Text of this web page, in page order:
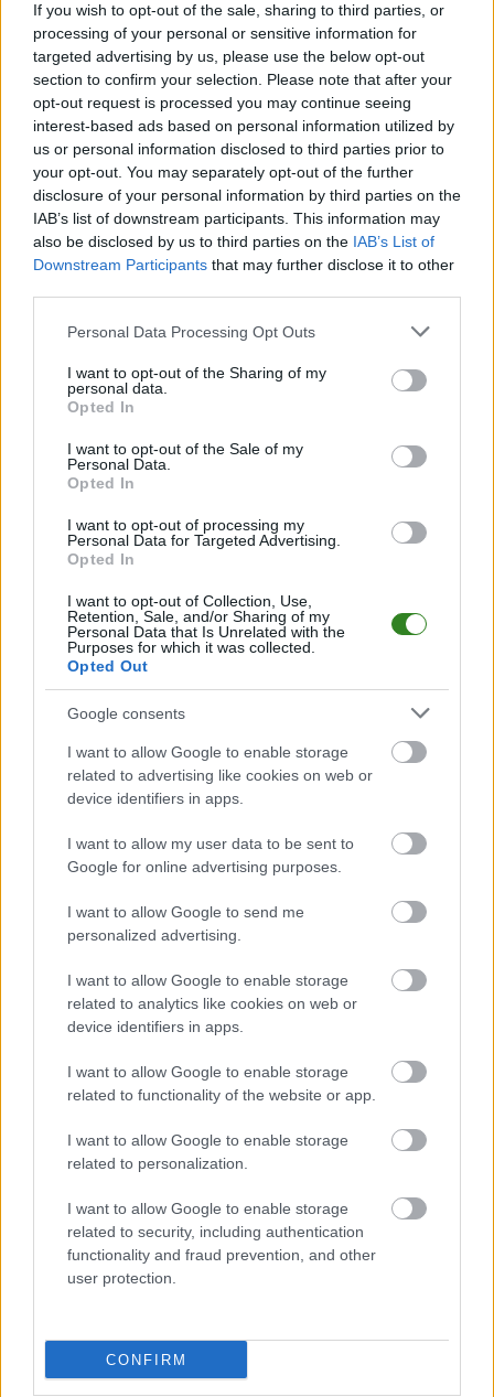
If you wish to opt-out of the sale, sharing to third parties, or
processing of your personal or sensitive information for
targeted advertising by us, please use the below opt-out
section to confirm your selection. Please note that after your
opt-out request is processed you may continue seeing
interest-based ads based on personal information utilized by
us or personal information disclosed to third parties prior to
your opt-out. You may separately opt-out of the further
disclosure of your personal information by third parties on the
IAB’s list of downstream participants. This information may
also be disclosed by us to third parties on the IAB’s List of
Downstream Participants that may further disclose it to other
Please note that this website/app uses one or more Google
not limited to your visit or usage behaviour. You may click to
grant or deny consent to Google and its third-party tags to
use your data for below specified purposes in below Google
consent section.
Personal Data Processing Opt Outs
I want to opt-out of the Sharing of my
personal data.
Opted In
I want to opt-out of the Sale of my
Personal Data.
Opted In
I want to opt-out of processing my
Personal Data for Targeted Advertising.
Opted In
I want to opt-out of Collection, Use,
Retention, Sale, and/or Sharing of my
Personal Data that Is Unrelated with the
Purposes for which it was collected.
Opted Out
Google consents
I want to allow Google to enable storage
related to advertising like cookies on web or
device identifiers in apps.
I want to allow my user data to be sent to
Google for online advertising purposes.
I want to allow Google to send me
personalized advertising.
I want to allow Google to enable storage
related to analytics like cookies on web or
device identifiers in apps.
I want to allow Google to enable storage
related to functionality of the website or app.
I want to allow Google to enable storage
related to personalization.
I want to allow Google to enable storage
related to security, including authentication
functionality and fraud prevention, and other
user protection.
CONFIRM
lokalnej piłki nożnej. Jeżeli aktualnie nie widzisz tutaj danych z pewnością
pracujemy nad tym żeby je uzupełnić.
Wynik meczu Sparta II Osobnica vs Wisłoka Nowy Żmigród
Po zakończeniu spotkania automatycznie publikujemyoficjalny wynik
spotkania, a także dane meczowe, jeśli są dostępne.
Pełny harmonogram rozgrywek dostępny jest tutaj:Krosno > Klasa B,
gr. V - terminarz.
Informacje o składach i strzelcach
W miarę dostępności danych, publikujemyskłady wyjściowe,
rezerwowych, zmiany oraz listę strzelców bramek. Informacje te
Jeśli jesteś kibicem klubu Sparta II Osobnica lub Wisłoka Nowy Żmigród -
zaglądaj tutaj częściej. Nasz serwis regularnie dostarcza informacje o
terminach meczów, wynikach, transferach i newsach klubowych
PodkarpacieLive.pl to największa baza
bądź na bieżąco z wydarzeniami z boisk!
Analiza przed meczem: Sparta II Osobnica vs Wisłoka Nowy
Sparta II Osobnica - Wisłoka Nowy Żmigród
odbędzie się w
ramach 23. kolejki - Krosno > Klasa B, gr. V. Spotkanie zostanie rozegrane
Sparta II Osobnicaprzystępuje do tego spotkania w roli gospodarza.
Jak drużyna radzi sobie w sezonie 2025/2026 rozgrywek Krosno > Klasa B,
gr. V przed własną publicznością? Na tej stronie możecie zobaczyć tabelę
uwzględniającą tylko mecze u siebie. W tabeli biorącej pod uwagę tylko
mecze wyjazdowe możecie natomiast sprawdzić jak spisuje się klub
Wisłoka Nowy Żmigród.
Krosno > Klasa B, gr. V - sytuacja w tabeli
Przed meczami 23. kolejki - Krosno > Klasa B, gr. V gospodarze (Sparta II
Osobnica) zajmują11. miejscew tabeli. Goście (Wisłoka Nowy Żmigród)
Poniżej znajdziesz także ostatnie mecze obu drużyn oraz statystyki
bramkowe.
Sparta II Osobnica vs. Wisłoka Nowy Żmigród - relacja, wynik na
żywo, transmisja
Wynik meczu Sparta II Osobnica - Wisłoka Nowy Żmigród znajdziesz na
naszej stronie zaraz po jego zakończeniu. Jeżeli szukasz informacji
meczowych, zajrzyj tutaj:Sparta II Osobnica vs. Wisłoka Nowy
Żmigród - wynik, składy, strzelcy
Jeżeli w internecie lub TV dostępna jest
albo innych spotkań
Krosno > Klasa B, gr. V na pewno znajdziesz takie informacje na naszym
portalu. Możliwe jednak, że nigdzie nie pojawi się stream online z tego
Asseco Resovia| Developres Rzeszów |ITA TOOLS Stal Mielec
Cellfast Wilki Krosno| Texom Stal Rzeszów|Stal Mielec
Motor Lublin|Stal Rzeszów| Stal Stalowa Wola|Wisła Kraków
Resovia|Wieczysta Kraków
Mecze dziś Wyniki LIVE Transmisje